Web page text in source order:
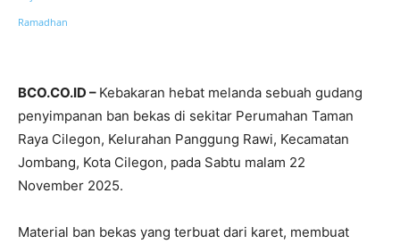
BCO.CO.ID – Kebakaran hebat melanda sebuah gudang
penyimpanan ban bekas di sekitar Perumahan Taman
Raya Cilegon, Kelurahan Panggung Rawi, Kecamatan
Jombang, Kota Cilegon, pada Sabtu malam 22
November 2025.
Material ban bekas yang terbuat dari karet, membuat